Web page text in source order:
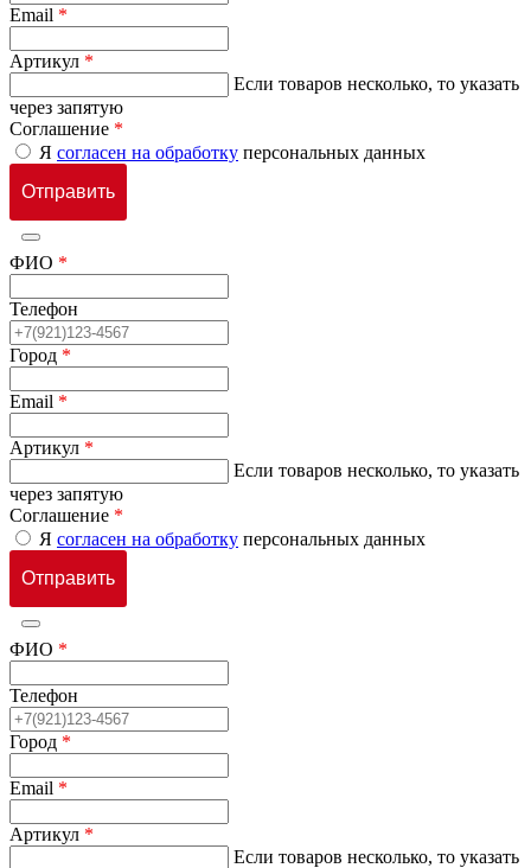
Email *
Артикул *
Если товаров несколько, то указать
через запятую
Соглашение *
Я согласен на обработку персональных данных
ФИО *
Телефон
Город *
Email *
Артикул *
Если товаров несколько, то указать
через запятую
Соглашение *
Я согласен на обработку персональных данных
ФИО *
Телефон
Город *
Email *
Артикул *
Если товаров несколько, то указать